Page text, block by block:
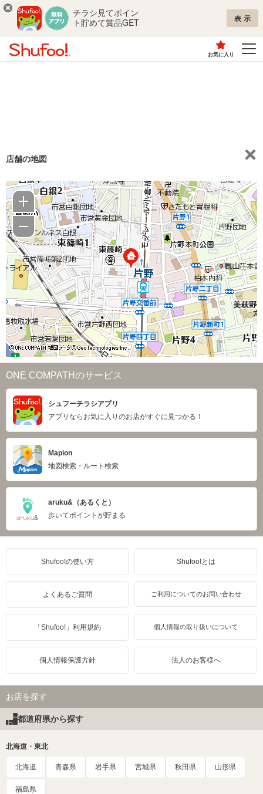
チラシ見てポイン
ト貯めて賞品GET
表示
お気に入り
店舗の地図
ONE COMPATHのサービス
シュフーチラシアプリ
アプリならお気に入りのお店がすぐに見つかる！
Mapion
地図検索・ルート検索
aruku&（あるくと）
歩いてポイントが貯まる
Shufoo!の使い方 Shufoo!とは
よくあるご質問 ご利用についてのお問い合わせ
「Shufoo!」利用規約 個人情報の取り扱いについて
個人情報保護方針 法人のお客様へ
お店を探す
都道府県から探す
北海道・東北
北海道 青森県 岩手県 宮城県 秋田県 山形県
福島県